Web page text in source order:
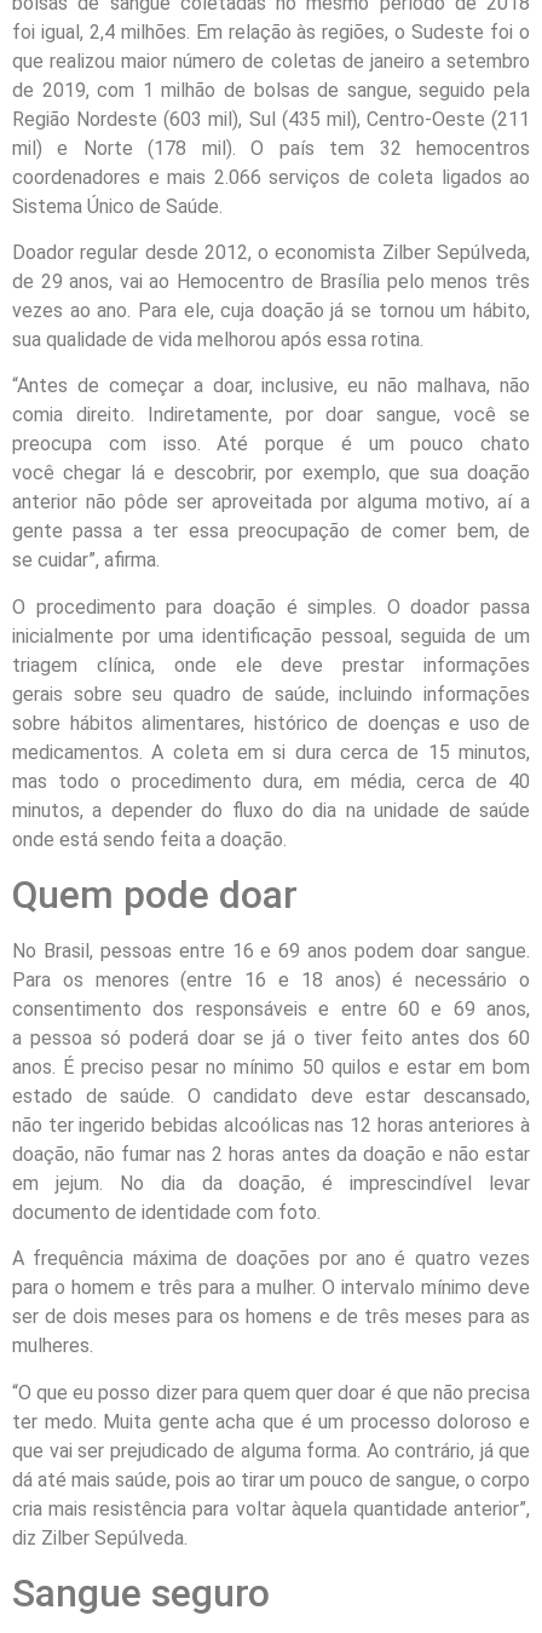
foi igual, 2,4 milhões. Em relação às regiões, o Sudeste foi o
que realizou maior número de coletas de janeiro a setembro
de 2019, com 1 milhão de bolsas de sangue, seguido pela
Região Nordeste (603 mil), Sul (435 mil), Centro-Oeste (211
mil) e Norte (178 mil). O país tem 32 hemocentros
coordenadores e mais 2.066 serviços de coleta ligados ao
Sistema Único de Saúde.
Doador regular desde 2012, o economista Zilber Sepúlveda,
de 29 anos, vai ao Hemocentro de Brasília pelo menos três
vezes ao ano. Para ele, cuja doação já se tornou um hábito,
sua qualidade de vida melhorou após essa rotina.
“Antes de começar a doar, inclusive, eu não malhava, não
comia direito. Indiretamente, por doar sangue, você se
preocupa com isso. Até porque é um pouco chato
você chegar lá e descobrir, por exemplo, que sua doação
anterior não pôde ser aproveitada por alguma motivo, aí a
gente passa a ter essa preocupação de comer bem, de
se cuidar”, afirma.
O procedimento para doação é simples. O doador passa
inicialmente por uma identificação pessoal, seguida de um
triagem clínica, onde ele deve prestar informações
gerais sobre seu quadro de saúde, incluindo informações
sobre hábitos alimentares, histórico de doenças e uso de
medicamentos. A coleta em si dura cerca de 15 minutos,
mas todo o procedimento dura, em média, cerca de 40
minutos, a depender do fluxo do dia na unidade de saúde
onde está sendo feita a doação.
Quem pode doar
No Brasil, pessoas entre 16 e 69 anos podem doar sangue.
Para os menores (entre 16 e 18 anos) é necessário o
consentimento dos responsáveis e entre 60 e 69 anos,
a pessoa só poderá doar se já o tiver feito antes dos 60
anos. É preciso pesar no mínimo 50 quilos e estar em bom
estado de saúde. O candidato deve estar descansado,
não ter ingerido bebidas alcoólicas nas 12 horas anteriores à
doação, não fumar nas 2 horas antes da doação e não estar
em jejum. No dia da doação, é imprescindível levar
documento de identidade com foto.
A frequência máxima de doações por ano é quatro vezes
para o homem e três para a mulher. O intervalo mínimo deve
ser de dois meses para os homens e de três meses para as
mulheres.
“O que eu posso dizer para quem quer doar é que não precisa
ter medo. Muita gente acha que é um processo doloroso e
que vai ser prejudicado de alguma forma. Ao contrário, já que
dá até mais saúde, pois ao tirar um pouco de sangue, o corpo
cria mais resistência para voltar àquela quantidade anterior”,
diz Zilber Sepúlveda.
Sangue seguro